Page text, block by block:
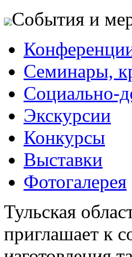
События и
Семинары,
Социально-
Экскурсии
Конкурсы
Выставки
Фотогалерея
Тульская
приглашает к